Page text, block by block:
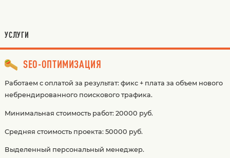
УСЛУГИ
SEO-ОПТИМИЗАЦИЯ
Работаем с оплатой за результат: фикс + плата за объем нового
небрендированного поискового трафика.
Минимальная стоимость работ: 20000 руб.
Средняя стоимость проекта: 50000 руб.
Выделенный персональный менеджер.